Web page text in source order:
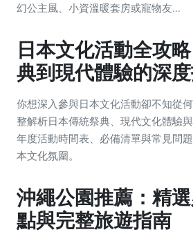
幻公主風、小資溫暖套房或寵物友...
日本文化活動全攻
典到現代體驗的深
你想深入參與日本文化活動卻不知從
整解析日本傳統祭典、現代文化體驗
年度活動時間表、必備清單與常見問
本文化氛圍。
沖繩公園推薦：精
點與完整旅遊指南